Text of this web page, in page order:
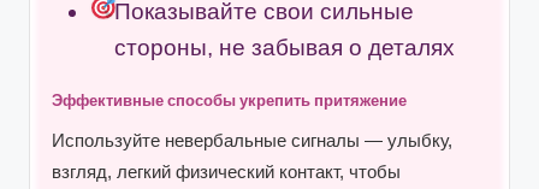
Показывайте свои сильные
стороны, не забывая о деталях
Эффективные способы укрепить притяжение
Используйте невербальные сигналы — улыбку,
взгляд, легкий физический контакт, чтобы